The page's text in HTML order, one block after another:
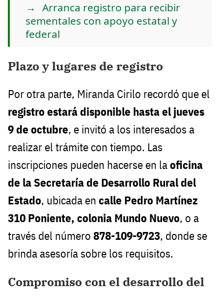
Arranca registro para recibir
sementales con apoyo estatal y
federal
Plazo y lugares de registro
Por otra parte, Miranda Cirilo recordó que el
registro estará disponible hasta el jueves
9 de octubre, e invitó a los interesados a
realizar el trámite con tiempo. Las
inscripciones pueden hacerse en laoficina
de la Secretaría de Desarrollo Rural del
Estado, ubicada en calle Pedro Martínez
310 Poniente, colonia Mundo Nuevo, o a
través del número 878-109-9723, donde se
brinda asesoría sobre los requisitos.
Compromiso con el desarrollo del